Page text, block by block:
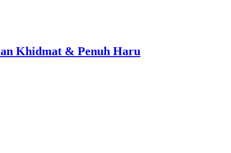
Khidmat & Penuh Haru